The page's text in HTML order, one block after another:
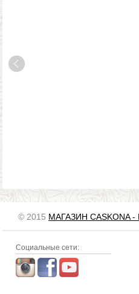
© 2015 МАГАЗИН
Социальные сети: